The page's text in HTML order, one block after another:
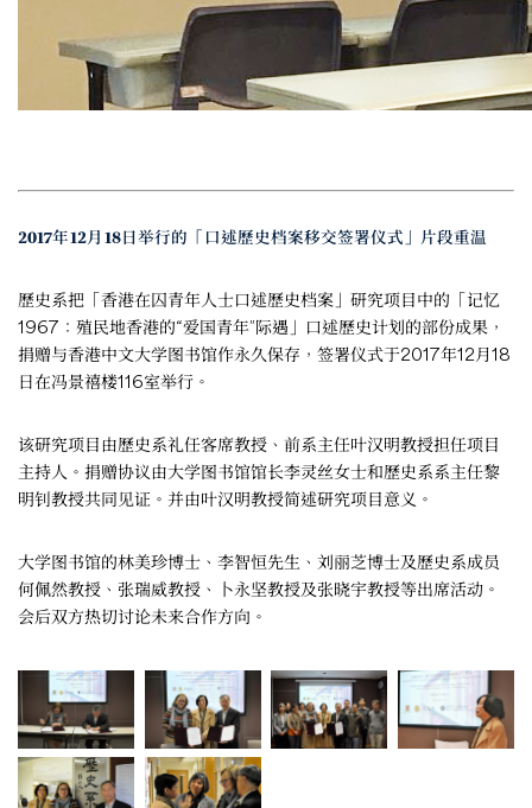
2017年12月18日举行的「口述歷史档案移交签署仪式」片段重温
歷史系把「香港在囚青年人士口述歷史档案」研究项目中的「记忆
1967：殖民地香港的“爱国青年”际遇」口述歷史计划的部份成果，
捐赠与香港中文大学图书馆作永久保存，签署仪式于2017年12月18
日在冯景禧楼116室举行。
该研究项目由歷史系礼任客席教授、前系主任叶汉明教授担任项目
主持人。捐赠协议由大学图书馆馆长李灵丝女士和歷史系系主任黎
明钊教授共同见证。并由叶汉明教授简述研究项目意义。
大学图书馆的林美珍博士、李智恒先生、刘丽芝博士及歷史系成员
何佩然教授、张瑞威教授、卜永坚教授及张晓宇教授等出席活动。
会后双方热切讨论未来合作方向。